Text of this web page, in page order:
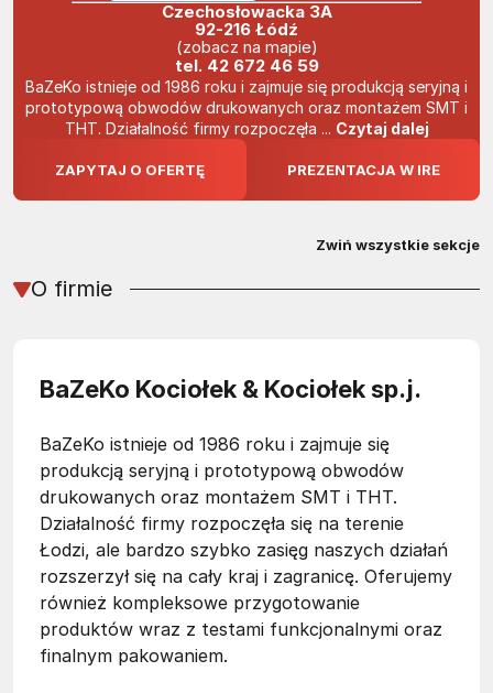
Czechosłowacka 3A
92-216 Łódź
(zobacz na mapie)
tel. 42 672 46 59
BaZeKo istnieje od 1986 roku i zajmuje się produkcją seryjną i
prototypową obwodów drukowanych oraz montażem SMT i
THT. Działalność firmy rozpoczęła ... Czytaj dalej
ZAPYTAJ O OFERTĘ PREZENTACJA W IRE
Zwiń wszystkie sekcje
O firmie
BaZeKo Kociołek & Kociołek sp.j.
BaZeKo istnieje od 1986 roku i zajmuje się
produkcją seryjną i prototypową obwodów
drukowanych oraz montażem SMT i THT.
Działalność firmy rozpoczęła się na terenie
Łodzi, ale bardzo szybko zasięg naszych działań
rozszerzył się na cały kraj i zagranicę. Oferujemy
również kompleksowe przygotowanie
produktów wraz z testami funkcjonalnymi oraz
finalnym pakowaniem.